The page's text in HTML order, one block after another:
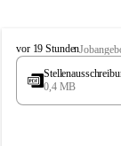
S
t
s
vor 19 Stunden
0,4 MB